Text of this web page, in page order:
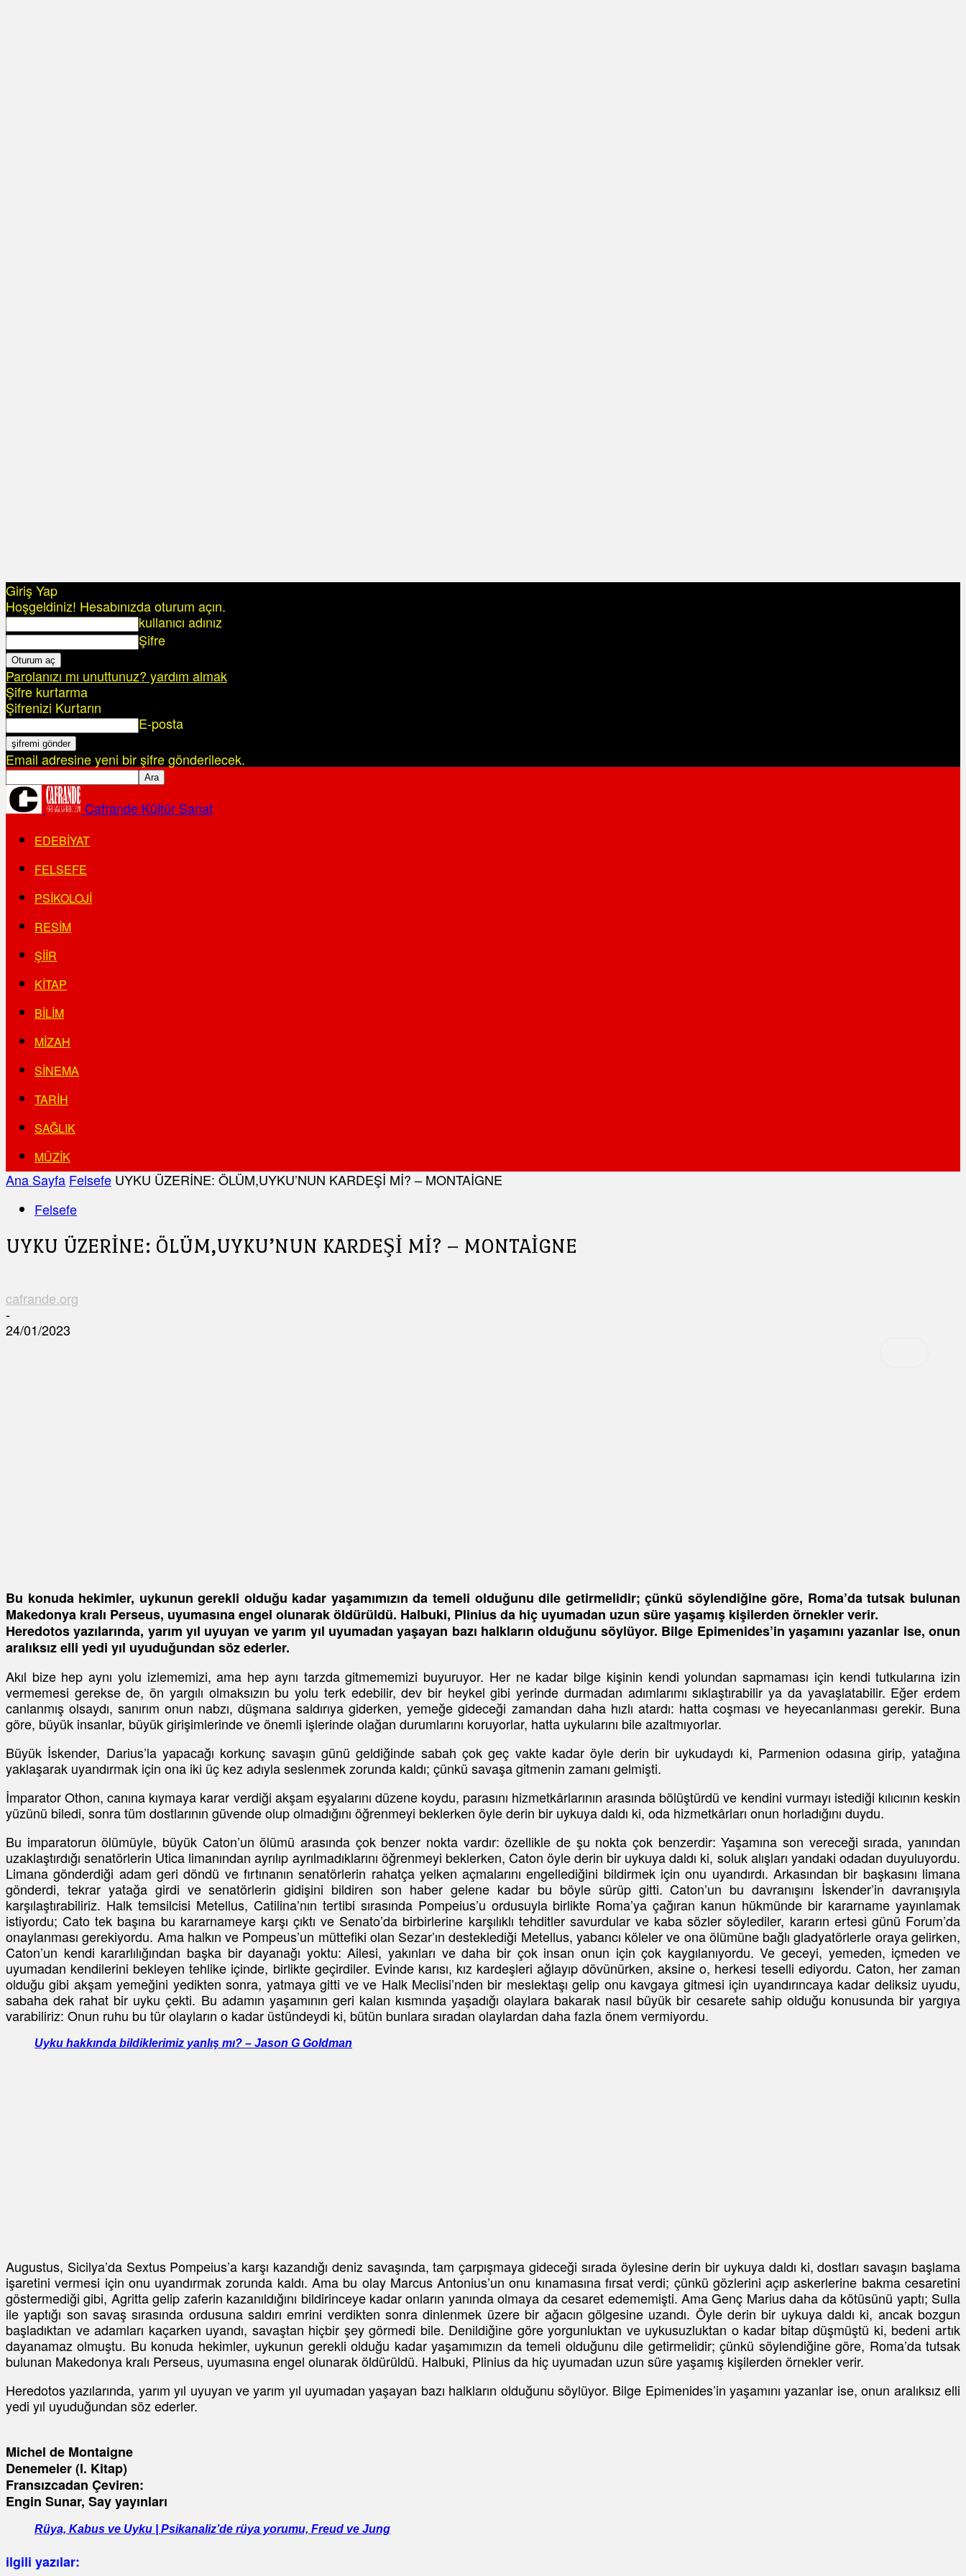
Giriş Yap
Hoşgeldiniz! Hesabınızda oturum açın.
kullanıcı adınız
Şifre
Parolanızı mı unuttunuz? yardım almak
Şifre kurtarma
Şifrenizi Kurtarın
E-posta
Email adresine yeni bir şifre gönderilecek.
Cafrande Kültür Sanat
EDEBIYAT
FELSEFE
PSIKOLOJI
RESIM
ŞIIR
KITAP
BILIM
MIZAH
SINEMA
TARIH
SAĞLIK
MÜZIK
Ana Sayfa Felsefe UYKU ÜZERİNE: ÖLÜM,UYKU’NUN KARDEŞİ Mİ? – MONTAİGNE
Felsefe
UYKU ÜZERİNE: ÖLÜM,UYKU’NUN KARDEŞİ Mİ? – MONTAİGNE
cafrande.org
-
24/01/2023
Bu konuda hekimler, uykunun gerekli olduğu kadar yaşamımızın da temeli olduğunu dile getirmelidir; çünkü söylendiğine göre, Roma’da tutsak bulunan
Makedonya kralı Perseus, uyumasına engel olunarak öldürüldü. Halbuki, Plinius da hiç uyumadan uzun süre yaşamış kişilerden örnekler verir.
Heredotos yazılarında, yarım yıl uyuyan ve yarım yıl uyumadan yaşayan bazı halkların olduğunu söylüyor. Bilge Epimenides’in yaşamını yazanlar ise, onun
aralıksız elli yedi yıl uyuduğundan söz ederler.
Akıl bize hep aynı yolu izlememizi, ama hep aynı tarzda gitmememizi buyuruyor. Her ne kadar bilge kişinin kendi yolundan sapmaması için kendi tutkularına izin
vermemesi gerekse de, ön yargılı olmaksızın bu yolu terk edebilir, dev bir heykel gibi yerinde durmadan adımlarımı sıklaştırabilir ya da yavaşlatabilir. Eğer erdem
canlanmış olsaydı, sanırım onun nabzı, düşmana saldırıya giderken, yemeğe gideceği zamandan daha hızlı atardı: hatta coşması ve heyecanlanması gerekir. Buna
göre, büyük insanlar, büyük girişimlerinde ve önemli işlerinde olağan durumlarını koruyorlar, hatta uykularını bile azaltmıyorlar.
Büyük İskender, Darius’la yapacağı korkunç savaşın günü geldiğinde sabah çok geç vakte kadar öyle derin bir uykudaydı ki, Parmenion odasına girip, yatağına
yaklaşarak uyandırmak için ona iki üç kez adıyla seslenmek zorunda kaldı; çünkü savaşa gitmenin zamanı gelmişti.
İmparator Othon, canına kıymaya karar verdiği akşam eşyalarını düzene koydu, parasını hizmetkârlarının arasında bölüştürdü ve kendini vurmayı istediği kılıcının keskin
yüzünü biledi, sonra tüm dostlarının güvende olup olmadığını öğrenmeyi beklerken öyle derin bir uykuya daldı ki, oda hizmetkârları onun horladığını duydu.
Bu imparatorun ölümüyle, büyük Caton’un ölümü arasında çok benzer nokta vardır: özellikle de şu nokta çok benzerdir: Yaşamına son vereceği sırada, yanından
uzaklaştırdığı senatörlerin Utica limanından ayrılıp ayrılmadıklarını öğrenmeyi beklerken, Caton öyle derin bir uykuya daldı ki, soluk alışları yandaki odadan duyuluyordu.
Limana gönderdiği adam geri döndü ve fırtınanın senatörlerin rahatça yelken açmalarını engellediğini bildirmek için onu uyandırdı. Arkasından bir başkasını limana
gönderdi, tekrar yatağa girdi ve senatörlerin gidişini bildiren son haber gelene kadar bu böyle sürüp gitti. Caton’un bu davranışını İskender’in davranışıyla
karşılaştırabiliriz. Halk temsilcisi Metellus, Catilina’nın tertibi sırasında Pompeius’u ordusuyla birlikte Roma’ya çağıran kanun hükmünde bir kararname yayınlamak
istiyordu; Cato tek başına bu kararnameye karşı çıktı ve Senato’da birbirlerine karşılıklı tehditler savurdular ve kaba sözler söylediler, kararın ertesi günü Forum’da
onaylanması gerekiyordu. Ama halkın ve Pompeus’un müttefiki olan Sezar’ın desteklediği Metellus, yabancı köleler ve ona ölümüne bağlı gladyatörlerle oraya gelirken,
Caton’un kendi kararlılığından başka bir dayanağı yoktu: Ailesi, yakınları ve daha bir çok insan onun için çok kaygılanıyordu. Ve geceyi, yemeden, içmeden ve
uyumadan kendilerini bekleyen tehlike içinde, birlikte geçirdiler. Evinde karısı, kız kardeşleri ağlayıp dövünürken, aksine o, herkesi teselli ediyordu. Caton, her zaman
olduğu gibi akşam yemeğini yedikten sonra, yatmaya gitti ve ve Halk Meclisi’nden bir meslektaşı gelip onu kavgaya gitmesi için uyandırıncaya kadar deliksiz uyudu,
sabaha dek rahat bir uyku çekti. Bu adamın yaşamının geri kalan kısmında yaşadığı olaylara bakarak nasıl büyük bir cesarete sahip olduğu konusunda bir yargıya
varabiliriz: Onun ruhu bu tür olayların o kadar üstündeydi ki, bütün bunlara sıradan olaylardan daha fazla önem vermiyordu.
Uyku hakkında bildiklerimiz yanlış mı? – Jason G Goldman
Augustus, Sicilya’da Sextus Pompeius’a karşı kazandığı deniz savaşında, tam çarpışmaya gideceği sırada öylesine derin bir uykuya daldı ki, dostları savaşın başlama
işaretini vermesi için onu uyandırmak zorunda kaldı. Ama bu olay Marcus Antonius’un onu kınamasına fırsat verdi; çünkü gözlerini açıp askerlerine bakma cesaretini
göstermediği gibi, Agritta gelip zaferin kazanıldığını bildirinceye kadar onların yanında olmaya da cesaret edememişti. Ama Genç Marius daha da kötüsünü yaptı; Sulla
ile yaptığı son savaş sırasında ordusuna saldırı emrini verdikten sonra dinlenmek üzere bir ağacın gölgesine uzandı. Öyle derin bir uykuya daldı ki, ancak bozgun
başladıktan ve adamları kaçarken uyandı, savaştan hiçbir şey görmedi bile. Denildiğine göre yorgunluktan ve uykusuzluktan o kadar bitap düşmüştü ki, bedeni artık
dayanamaz olmuştu. Bu konuda hekimler, uykunun gerekli olduğu kadar yaşamımızın da temeli olduğunu dile getirmelidir; çünkü söylendiğine göre, Roma’da tutsak
bulunan Makedonya kralı Perseus, uyumasına engel olunarak öldürüldü. Halbuki, Plinius da hiç uyumadan uzun süre yaşamış kişilerden örnekler verir.
Heredotos yazılarında, yarım yıl uyuyan ve yarım yıl uyumadan yaşayan bazı halkların olduğunu söylüyor. Bilge Epimenides’in yaşamını yazanlar ise, onun aralıksız elli
yedi yıl uyuduğundan söz ederler.
Michel de Montaigne
Denemeler (I. Kitap)
Fransızcadan Çeviren:
Engin Sunar, Say yayınları
Rüya, Kabus ve Uyku | Psikanaliz’de rüya yorumu, Freud ve Jung
ilgili yazılar: